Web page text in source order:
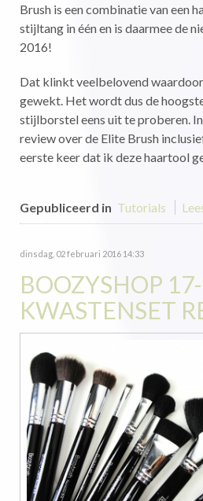
Brush is een combinatie van een
stijltang in één en is daarmee de
2016!
Dat klinkt veelbelovend
gewekt. Het wordt dus de
stijlborstel eens uit te proberen.
review over de Elite Brush
eerste keer dat ik deze haartool
Gepubliceerd in Tutorials
dinsdag, 02 februari 2016 14:33
BOOZYSHOP
KWASTENSET